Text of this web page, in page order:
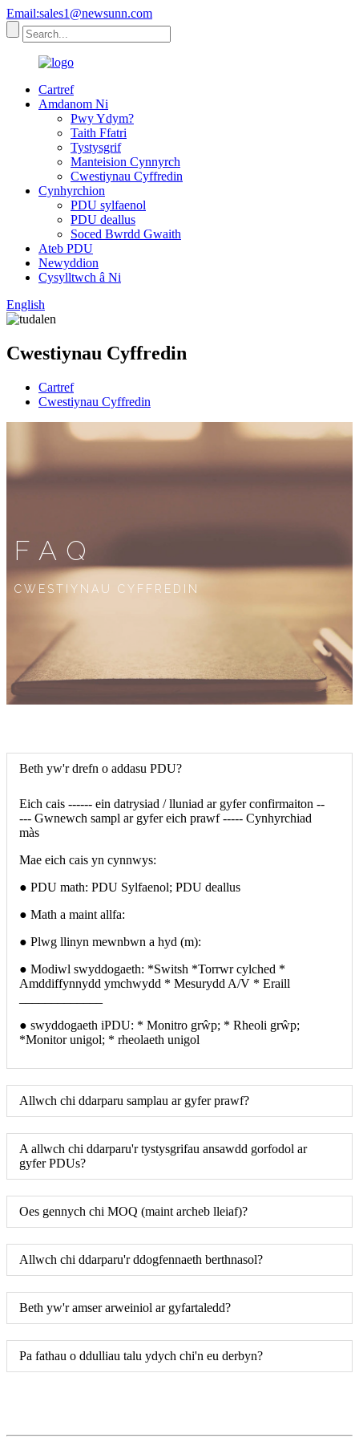
Email:sales1@newsunn.com
Cartref
Amdanom Ni
Pwy Ydym?
Taith Ffatri
Tystysgrif
Manteision Cynnyrch
Cwestiynau Cyffredin
Cynhyrchion
PDU sylfaenol
PDU deallus
Soced Bwrdd Gwaith
Ateb PDU
Newyddion
Cysylltwch â Ni
English
Cwestiynau Cyffredin
Cartref
Cwestiynau Cyffredin
FAQ
CWESTIYNAU CYFFREDIN
Beth yw'r drefn o addasu PDU?
Eich cais ------ ein datrysiad / lluniad ar gyfer confirmaiton --
--- Gwnewch sampl ar gyfer eich prawf ----- Cynhyrchiad
màs
Mae eich cais yn cynnwys:
● PDU math: PDU Sylfaenol; PDU deallus
● Math a maint allfa:
● Plwg llinyn mewnbwn a hyd (m):
● Modiwl swyddogaeth: *Switsh *Torrwr cylched *
Amddiffynnydd ymchwydd * Mesurydd A/V * Eraill
● swyddogaeth iPDU: * Monitro grŵp; * Rheoli grŵp;
*Monitor unigol; * rheolaeth unigol
Allwch chi ddarparu samplau ar gyfer prawf?
A allwch chi ddarparu'r tystysgrifau ansawdd gorfodol ar
gyfer PDUs?
Oes gennych chi MOQ (maint archeb lleiaf)?
Allwch chi ddarparu'r ddogfennaeth berthnasol?
Beth yw'r amser arweiniol ar gyfartaledd?
Pa fathau o ddulliau talu ydych chi'n eu derbyn?